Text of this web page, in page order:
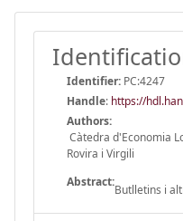
Identifier: PC:4247
Handle: https://
Authors:
Càtedra d'Economia
Rovira i Virgili
Abstract:
Butlletins i